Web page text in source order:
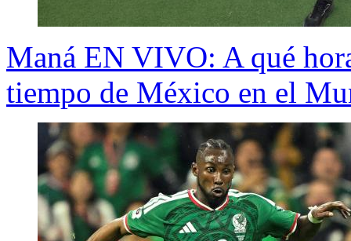
Maná EN VIVO: A qué
tiempo de México en el